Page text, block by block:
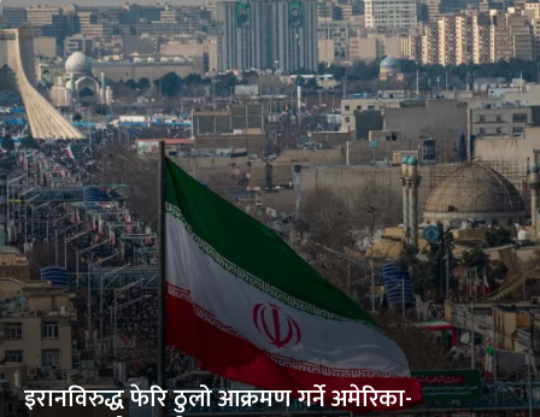
इरानविरुद्ध फेरि ठुलो आक्रमण गर्ने अमेरिका-